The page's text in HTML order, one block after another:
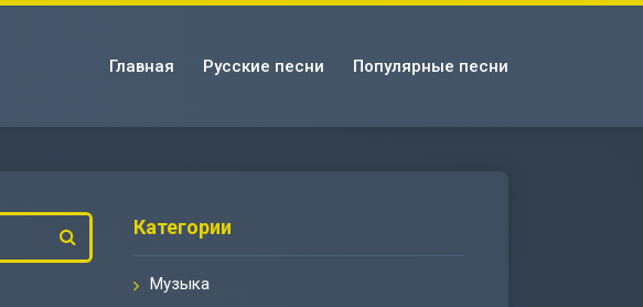
Главная Русские песни Популярные песни
Категории
Музыка